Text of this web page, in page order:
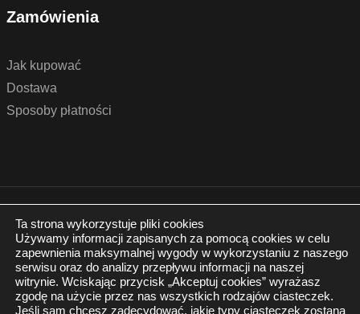
Zamówienia
Jak kupować
Dostawa
Sposoby płatności
© 2022 by podlogidrzwi.eu
Wszystkie prawa zastrzeżone
Polityka prywatności
Realizacja:
Ta strona wykorzystuje pliki cookies
Używamy informacji zapisanych za pomocą cookies w celu
zapewnienia maksymalnej wygody w wykorzystaniu z naszego
serwisu oraz do analizy przepływu informacji na naszej
witrynie. Wciskając przycisk „Akceptuj cookies” wyrażasz
zgodę na użycie przez nas wszystkich rodzajów ciasteczek.
Jeśli sam chcesz zadecydować, jakie typy ciasteczek zostaną